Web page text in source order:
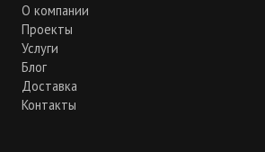
О компании
Проекты
Услуги
Блог
Доставка
Контакты